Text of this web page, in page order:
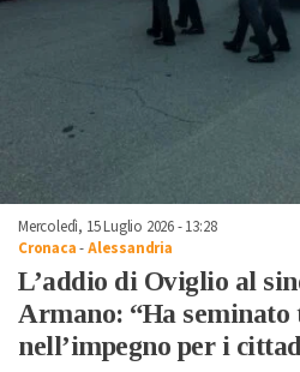
Mercoledì, 15 Luglio 2026 - 13:28
Cronaca-Alessandria
L’addio di Oviglio al
Armano: “Ha seminato
nell’impegno per i